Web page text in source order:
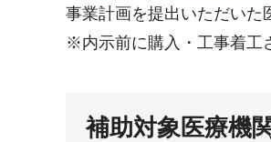
事業計画を提出いただいた
※内示前に購入・工事着工
補助対象医療機